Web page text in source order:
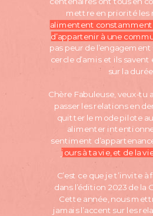
mettre en priorité les
alimentent
d’appartenir à une
pas peur de
cercle d’amis et ils
sur la durée.
Chère Fabuleuse, veux-tu
passer les relations en
quitter le mode pilote
alimenter
sentiment
jours à ta vie, et de la
C’est ce que je t’invite à
dans l’édition 2023 de la
Cette année, nous
jamais l’accent sur les